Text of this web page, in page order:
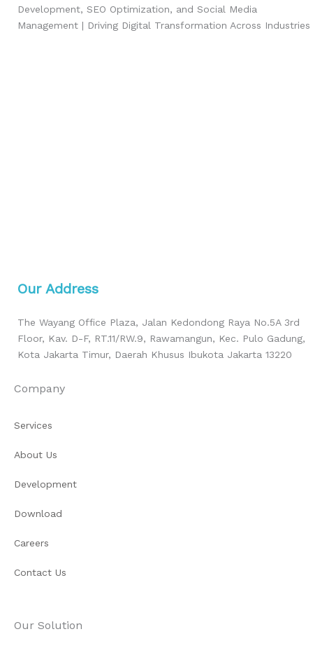
Development, SEO Optimization, and Social Media
Management | Driving Digital Transformation Across Industries
Our Address
The Wayang Office Plaza, Jalan Kedondong Raya No.5A 3rd
Floor, Kav. D-F, RT.11/RW.9, Rawamangun, Kec. Pulo Gadung,
Kota Jakarta Timur, Daerah Khusus Ibukota Jakarta 13220
Company
Services
About Us
Development
Download
Careers
Contact Us
Our Solution